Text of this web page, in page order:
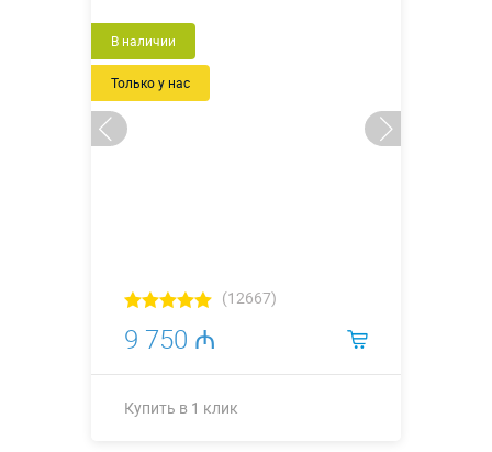
Новый
Только у нас
В наличии
(12667)
9 750 ₼
Купить в 1 клик